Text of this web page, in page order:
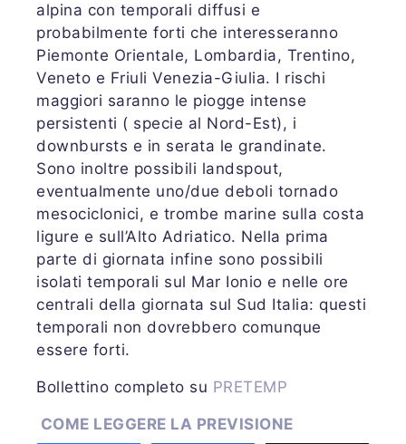
alpina con temporali diffusi e
probabilmente forti che interesseranno
Piemonte Orientale, Lombardia, Trentino,
Veneto e Friuli Venezia-Giulia. I rischi
maggiori saranno le piogge intense
persistenti ( specie al Nord-Est), i
downbursts e in serata le grandinate.
Sono inoltre possibili landspout,
eventualmente uno/due deboli tornado
mesociclonici, e trombe marine sulla costa
ligure e sull’Alto Adriatico. Nella prima
parte di giornata infine sono possibili
isolati temporali sul Mar Ionio e nelle ore
centrali della giornata sul Sud Italia: questi
temporali non dovrebbero comunque
essere forti.
Bollettino completo su PRETEMP
COME LEGGERE LA PREVISIONE